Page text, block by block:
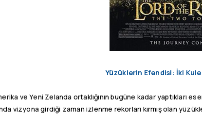
Yüzüklerin Efendisi: İki
ve Yeni Zelanda ortaklığının bugüne kadar yaptıkları
vizyona girdiği zaman izlenme rekorları kırmış olan